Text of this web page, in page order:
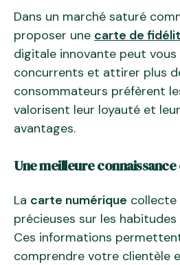
Dans un marché saturé
proposer une carte de
digitale innovante peut
concurrents et attirer plus
consommateurs préfèrent
valorisent leur loyauté et
avantages.
Une meilleure
La carte numérique collecte
précieuses sur les
Ces informations
comprendre votre clientèle